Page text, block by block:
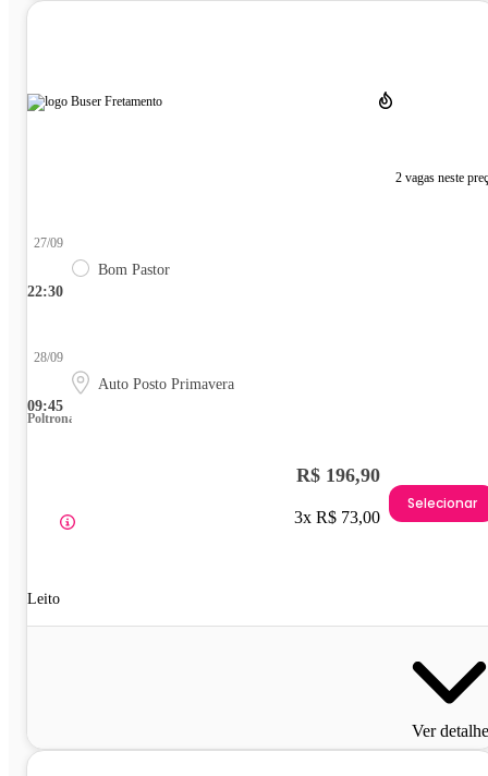
2 vagas neste
22:30
27/09
Bom Pastor
09:45
28/09
Auto Posto Primavera
Poltrona
Leito
R$ 196,90
3x R$ 73,00
Selecionar
Ver